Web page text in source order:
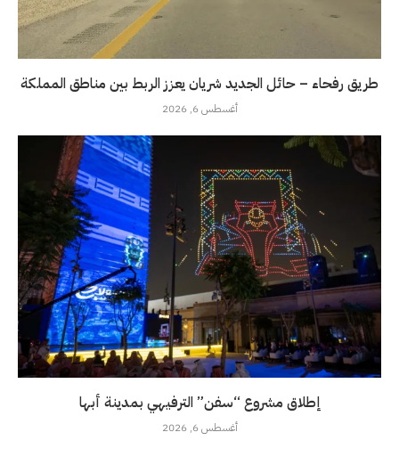
طريق رفحاء – حائل الجديد شريان يعزز الربط بين مناطق المملكة
أغسطس 6, 2026
إطلاق مشروع “سفن” الترفيهي بمدينة أبها
أغسطس 6, 2026